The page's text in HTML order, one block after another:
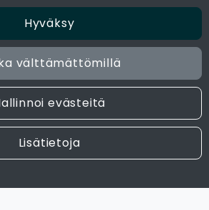
Hyväksy
välttämättömillä
evästeitä
Lisätietoja
mediassa
All rights reserved. Site by